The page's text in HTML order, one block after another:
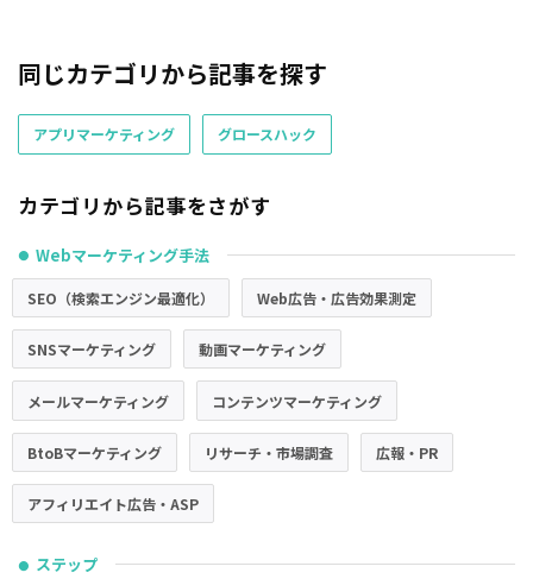
同じカテゴリから記事を探す
アプリマーケティング グロースハック
カテゴリから記事をさがす
● Webマーケティング手法
SEO（検索エンジン最適化） Web広告・広告効果測定
SNSマーケティング 動画マーケティング
メールマーケティング コンテンツマーケティング
BtoBマーケティング リサーチ・市場調査 広報・PR
アフィリエイト広告・ASP
● ステップ